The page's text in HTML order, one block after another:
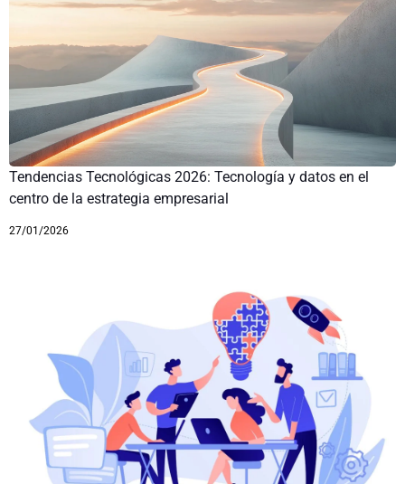
Tendencias Tecnológicas 2026: Tecnología y datos en el
centro de la estrategia empresarial
27/01/2026